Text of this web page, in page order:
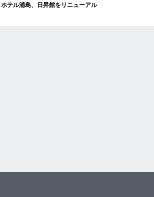
テル浦島、日昇館をリニューアル